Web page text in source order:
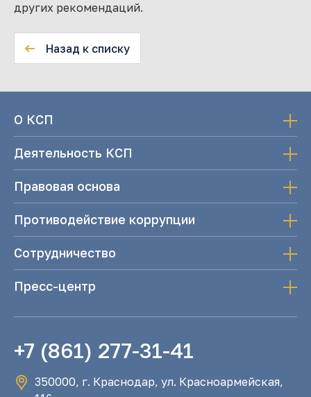
других рекомендаций.
Назад к списку
О КСП
Деятельность КСП
Правовая основа
Противодействие коррупции
Сотрудничество
Пресс-центр
+7 (861) 277-31-41
350000, г. Краснодар, ул. Красноармейская,